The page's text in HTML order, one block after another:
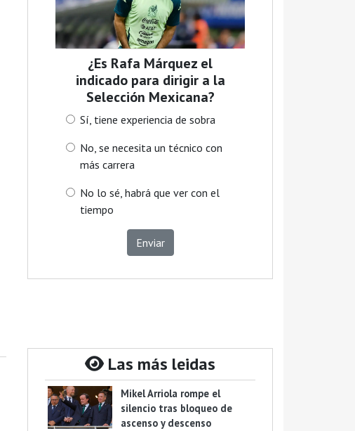
¿Es Rafa Márquez el
indicado para dirigir a la
Selección Mexicana?
Sí, tiene experiencia de sobra
No, se necesita un técnico con
más carrera
No lo sé, habrá que ver con el
tiempo
Enviar
Las más leidas
Mikel Arriola rompe el
silencio tras bloqueo de
ascenso y descenso